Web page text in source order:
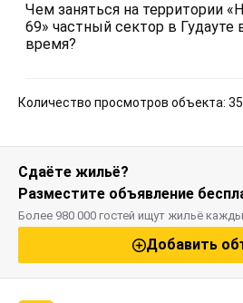
Чем заняться на территории
69» частный сектор в Гудауте
время?
Количество просмотров объекта:
Сдаёте жильё?
Разместите объявление
Более 980 000 гостей ищут жильё
Добавить